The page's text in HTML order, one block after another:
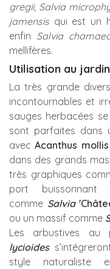
gregii, Salvia
jamensis qui est un
enfin Salvia
mellifères.
Utilisation au jardin
La très grande
incontournables et
sauges herbacées
sont parfaites dans
avecAcanthus mollis
dans des grands
très graphiques
port
comme Salvia
ou un massif comme
Les arbustives
lycioides
style naturaliste